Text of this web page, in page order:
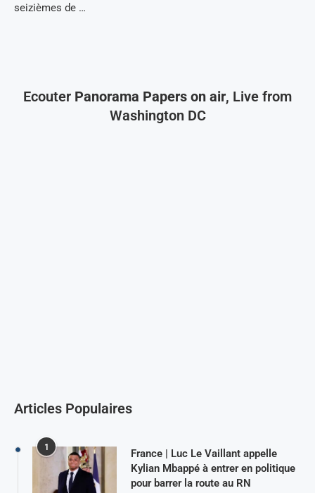
seizièmes de …
Ecouter Panorama Papers on air, Live from
Washington DC
Articles Populaires
1
France | Luc Le Vaillant appelle
Kylian Mbappé à entrer en politique
pour barrer la route au RN